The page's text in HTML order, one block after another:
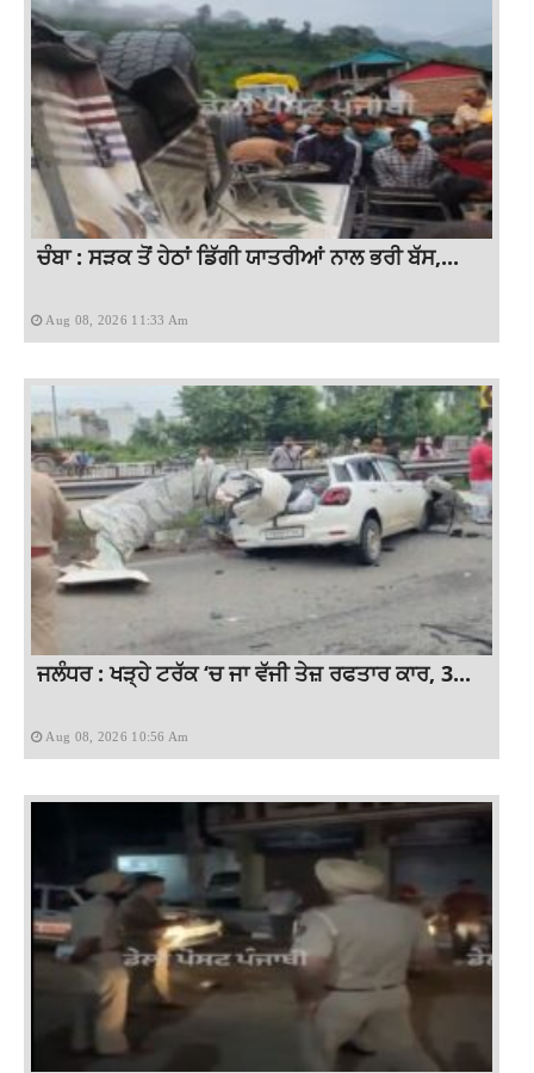
ਚੰਬਾ : ਸੜਕ ਤੋਂ ਹੇਠਾਂ ਡਿੱਗੀ ਯਾਤਰੀਆਂ ਨਾਲ ਭਰੀ ਬੱਸ,...
Aug 08, 2026 11:33 Am
ਜਲੰਧਰ : ਖੜ੍ਹੇ ਟਰੱਕ ‘ਚ ਜਾ ਵੱਜੀ ਤੇਜ਼ ਰਫਤਾਰ ਕਾਰ, 3...
Aug 08, 2026 10:56 Am